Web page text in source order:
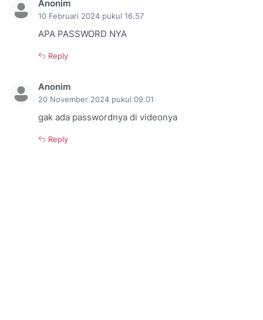
Anonim
10 Februari 2024 pukul 16.57
APA PASSWORD NYA
Reply
Anonim
20 November 2024 pukul 09.01
gak ada passwordnya di videonya
Reply